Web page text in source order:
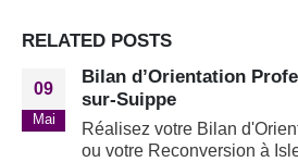
RELATED POSTS
09
Mai
Bilan d’Orientation
sur-Suippe
Réalisez votre Bilan
ou votre Reconversion à